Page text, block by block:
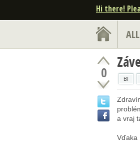
Hi there!
ALL
0 BI
a vraj
Vďaka